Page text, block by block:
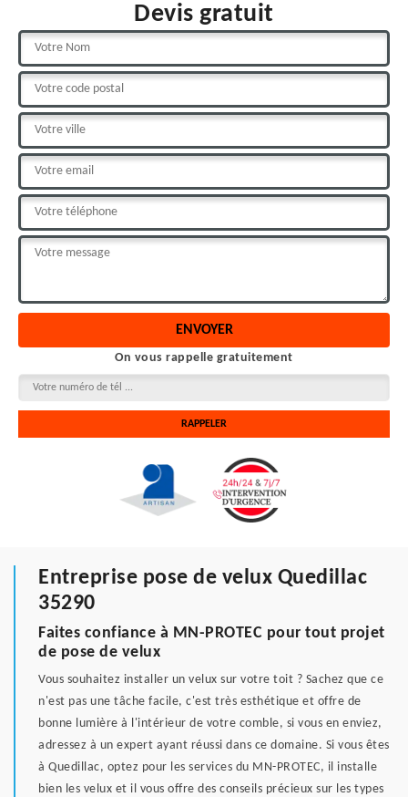
Devis gratuit
On vous rappelle gratuitement
Entreprise pose de velux Quedillac
35290
Faites confiance à MN-PROTEC pour tout projet
de pose de velux
Vous souhaitez installer un velux sur votre toit ? Sachez que ce
n'est pas une tâche facile, c'est très esthétique et offre de
bonne lumière à l'intérieur de votre comble, si vous en enviez,
adressez à un expert ayant réussi dans ce domaine. Si vous êtes
à Quedillac, optez pour les services du MN-PROTEC, il installe
bien les velux et il vous offre des conseils précieux sur les types